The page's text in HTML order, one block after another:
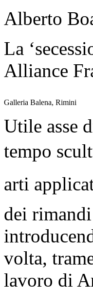
Alberto
La
Alliance
Galleria Balena, Rimini
Utile asse
tempo
arti
dei
volta,
lavoro di